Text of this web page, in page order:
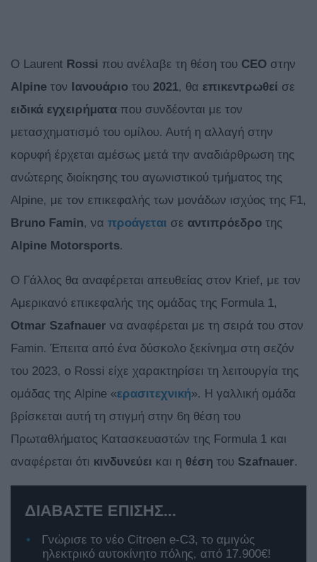
Ο Laurent Rossi που ανέλαβε τη θέση του CEΟ στην
Alpine τον Ιανουάριο του 2021, θα επικεντρωθεί σε
ειδικά εγχειρήματα που συνδέονται με τον
μετασχηματισμό του ομίλου. Αυτή η αλλαγή στην
κορυφή έρχεται αμέσως μετά την αναδιάρθρωση της
ανώτερης διοίκησης του αγωνιστικού τμήματος της
Alpine, με τον επικεφαλής των μονάδων ισχύος της F1,
Bruno Famin, να προάγεται σε αντιπρόεδρο της
Alpine Motorsports.
Ο Γάλλος θα αναφέρεται απευθείας στον Krief, με τον
Αμερικανό επικεφαλής της ομάδας της Formula 1,
Otmar Szafnauer να αναφέρεται με τη σειρά του στον
Famin. Έπειτα από ένα δύσκολο ξεκίνημα στη σεζόν
του 2023, o Rossi είχε χαρακτηρίσει τη λειτουργία της
ομάδας της Alpine «ερασιτεχνική». Η γαλλική ομάδα
βρίσκεται αυτή τη στιγμή στην 6η θέση του
Πρωταθλήματος Κατασκευαστών της Formula 1 και
αναφέρεται ότι κινδυνεύει και η θέση του Szafnauer.
ΔΙΑΒΑΣΤΕ ΕΠΙΣΗΣ...
Γνώρισε το νέο Citroen e-C3, το αμιγώς
ηλεκτρικό αυτοκίνητο πόλης, από 17.900€!